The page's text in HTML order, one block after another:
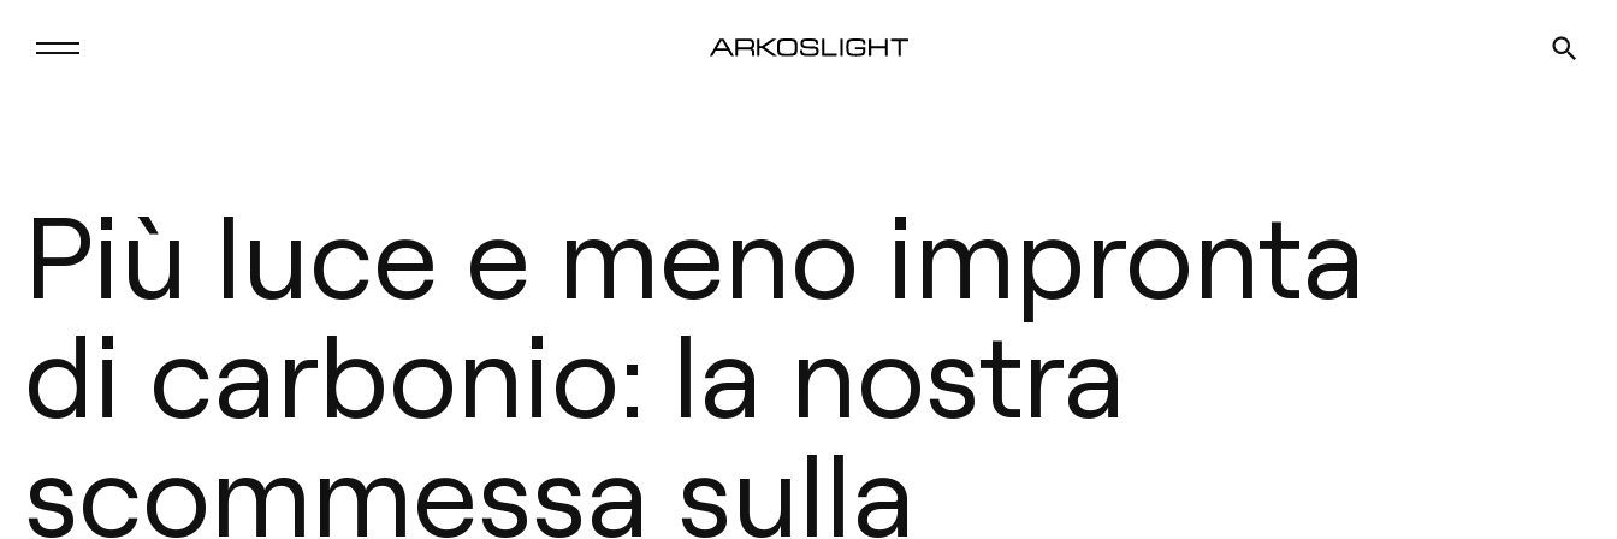
Più luce e meno impronta
di carbonio: la nostra
scommessa sulla